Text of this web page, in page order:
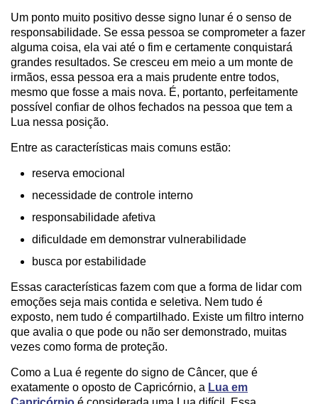
Um ponto muito positivo desse signo lunar é o senso de
responsabilidade. Se essa pessoa se comprometer a fazer
alguma coisa, ela vai até o fim e certamente conquistará
grandes resultados. Se cresceu em meio a um monte de
irmãos, essa pessoa era a mais prudente entre todos,
mesmo que fosse a mais nova. É, portanto, perfeitamente
possível confiar de olhos fechados na pessoa que tem a
Lua nessa posição.
Entre as características mais comuns estão:
reserva emocional
necessidade de controle interno
responsabilidade afetiva
dificuldade em demonstrar vulnerabilidade
busca por estabilidade
Essas características fazem com que a forma de lidar com
emoções seja mais contida e seletiva. Nem tudo é
exposto, nem tudo é compartilhado. Existe um filtro interno
que avalia o que pode ou não ser demonstrado, muitas
vezes como forma de proteção.
Como a Lua é regente do signo de Câncer, que é
exatamente o oposto de Capricórnio, a Lua em